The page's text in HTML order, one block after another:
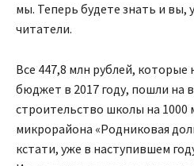
мы. Теперь будете знать и
читатели.
Все 447,8 млн рублей,
бюджет в 2017 году, пошли на
строительство школы на 1000
микрорайона «Родниковая
кстати, уже в наступившем